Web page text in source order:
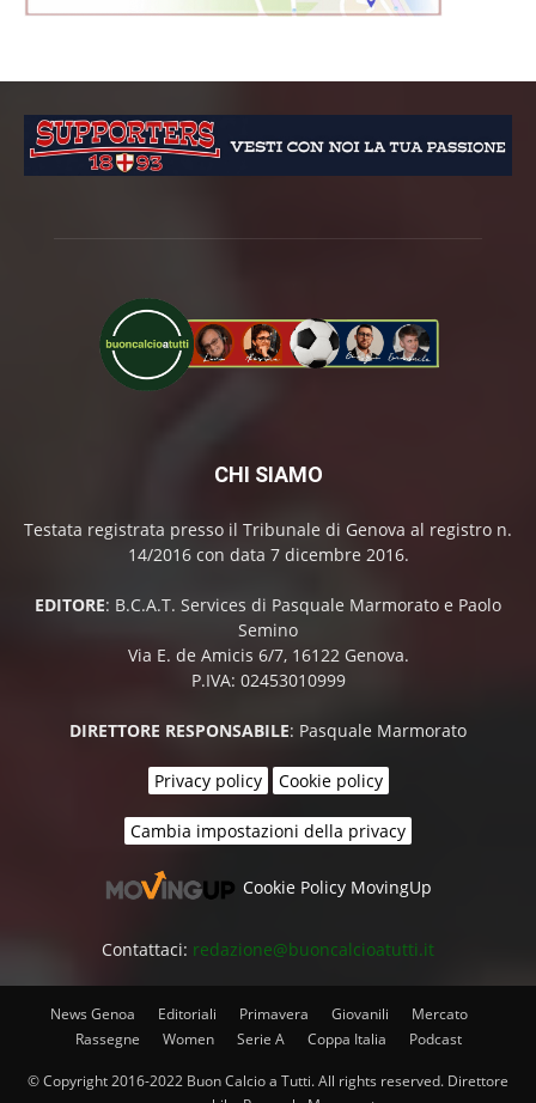
CHI SIAMO
Testata registrata presso il Tribunale di Genova al registro n.
14/2016 con data 7 dicembre 2016.
EDITORE: B.C.A.T. Services di Pasquale Marmorato e Paolo
Semino
Via E. de Amicis 6/7, 16122 Genova.
P.IVA: 02453010999
DIRETTORE RESPONSABILE: Pasquale Marmorato
Privacy policy Cookie policy
Cambia impostazioni della privacy
Cookie Policy MovingUp
Contattaci: redazione@buoncalcioatutti.it
News Genoa Editoriali Primavera Giovanili
Mercato
Rassegne
Women Serie A Coppa Italia Podcast
© Copyright 2016-2022 Buon Calcio a Tutti. All rights reserved. Direttore